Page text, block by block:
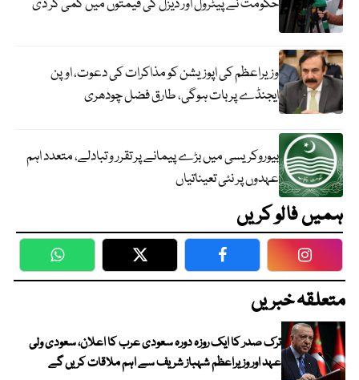
حکومت نے پیٹرول اور ڈیزل کی قیمتوں میں کمی کر دی
وزیراعظم کی اپوزیشن کو مذاکرات کی دعوت، اوپن
ایجنڈے پر بات ہوگی، طارق فضل چودھری
بیوروکریسی میں بڑے پیمانے پر تقرر و تبادلے، متعدد اہم
عہدوں پر نئی تعیناتیاں
ہمیں فالو کریں
WhatsApp Twitter Facebook
متعلقہ خبریں
ترک صدر کا ایک روزہ دورہ سعودی عرب کا اعلان، سعودی ولی
عہد اور وزیراعظم شہباز شریف سے اہم ملاقات کریں گے